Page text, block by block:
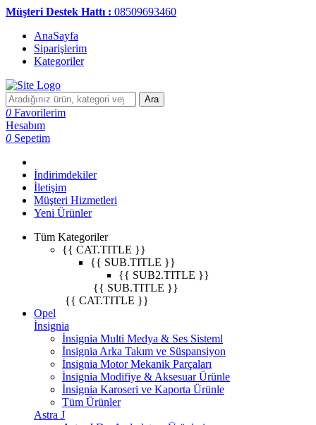
Müşteri Destek Hattı : 08509693460
AnaSayfa
Siparişlerim
Kategoriler
Ara
0 Favorilerim
Hesabım
0 Sepetim
İndirimdekiler
İletişim
Müşteri Hizmetleri
Yeni Ürünler
Tüm Kategoriler
{{ CAT.TITLE }}
{{ SUB.TITLE }}
{{ SUB2.TITLE }}
{{ SUB.TITLE }}
{{ CAT.TITLE }}
Opel
İnsignia
İnsignia Multi Medya & Ses Sisteml
İnsignia Arka Takım ve Süspansiyon
İnsignia Motor Mekanik Parçaları
İnsignia Modifiye & Aksesuar Ürünle
İnsignia Karoseri ve Kaporta Ürünle
Tüm Ürünler
Astra J